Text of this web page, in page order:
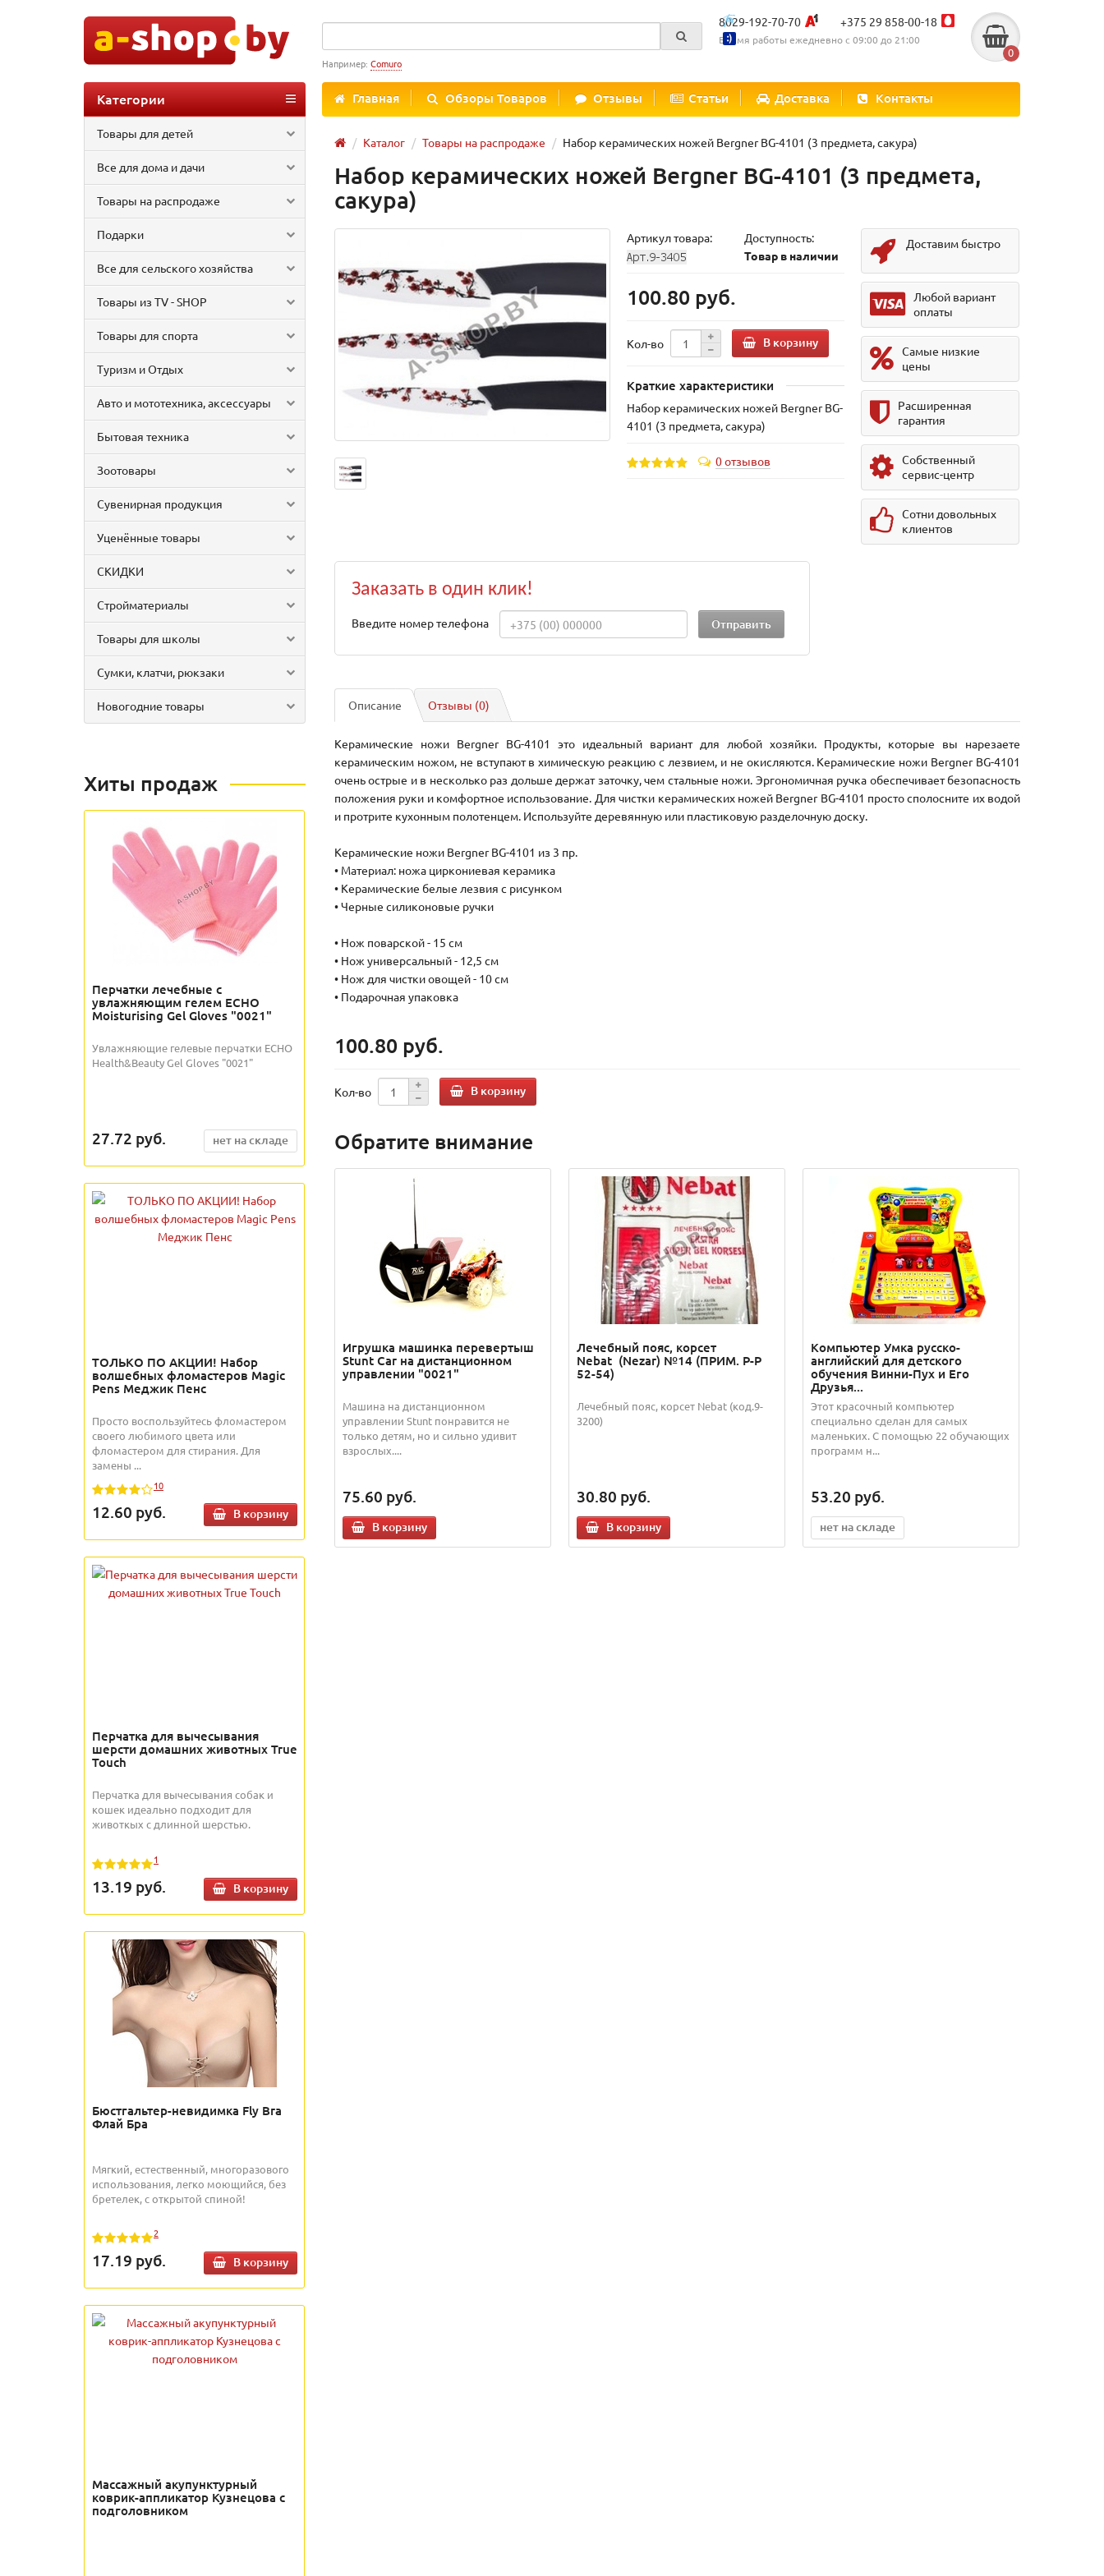
8029-192-70-70 +375 29 858-00-18
Время работы ежедневно с 09:00 до 21:00
0
Например: Comuro
Главная Обзоры Товаров Отзывы Статьи Доставка Контакты
Категории
Товары для детей
Все для дома и дачи
Товары на распродаже
Подарки
Все для сельского хозяйства
Товары из TV - SHOP
Товары для спорта
Туризм и Отдых
Авто и мототехника, аксессуары
Бытовая техника
Зоотовары
Сувенирная продукция
Уценённые товары
СКИДКИ
Стройматериалы
Товары для школы
Сумки, клатчи, рюкзаки
Новогодние товары
Каталог Товары на распродаже Набор керамических ножей Bergner BG-4101 (3 предмета, сакура)
Хиты продаж
Перчатки лечебные с
увлажняющим гелем ECHO
Moisturising Gel Gloves "0021"
Увлажняющие гелевые перчатки ECHO
Health&Beauty Gel Gloves "0021"
27.72 руб. нет на складе
ТОЛЬКО ПО АКЦИИ! Набор
волшебных фломастеров Magic
Pens Меджик Пенс
Просто воспользуйтесь фломастером
своего любимого цвета или
фломастером для стирания. Для
замены ...
10
12.60 руб. В корзину
Перчатка для вычесывания
шерсти домашних животных True
Touch
Перчатка для вычесывания собак и
кошек идеально подходит для
животкых с длинной шерстью.
1
13.19 руб. В корзину
Бюстгальтер-невидимка Fly Bra
Флай Бра
Мягкий, естественный, многоразового
использования, легко моющийся, без
бретелек, с открытой спиной!
2
17.19 руб. В корзину
Массажный акупунктурный
коврик-аппликатор Кузнецова с
подголовником
Набор керамических ножей Bergner BG-4101 (3 предмета,
сакура)
Артикул товара:
Доступность:
Товар в наличии
100.80 руб.
Кол-во В корзину
Краткие характеристики
Набор керамических ножей Bergner BG-
4101 (3 предмета, сакура)
0 отзывов
Доставим быстро
Любой вариант
оплаты
Самые низкие
цены
Расширенная
гарантия
Собственный
сервис-центр
Сотни довольных
клиентов
Заказать в один клик!
Введите номер телефона
Описание Отзывы (0)
Керамические ножи Bergner BG-4101 это идеальный вариант для любой хозяйки. Продукты, которые вы нарезаете
керамическим ножом, не вступают в химическую реакцию с лезвием, и не окисляются. Керамические ножи Bergner BG-4101
очень острые и в несколько раз дольше держат заточку, чем стальные ножи. Эргономичная ручка обеспечивает безопасность
положения руки и комфортное использование. Для чистки керамических ножей Bergner BG-4101 просто сполосните их водой
и протрите кухонным полотенцем. Используйте деревянную или пластиковую разделочную доску.
Керамические ножи Bergner BG-4101 из 3 пр.
• Материал: ножа циркониевая керамика
• Керамические белые лезвия с рисунком
• Черные силиконовые ручки
• Нож поварской - 15 см
• Нож универсальный - 12,5 см
• Нож для чистки овощей - 10 см
• Подарочная упаковка
100.80 руб.
Кол-во В корзину
Обратите внимание
Игрушка машинка перевертыш
Stunt Car на дистанционном
управлении "0021"
Машина на дистанционном
управлении Stunt понравится не
только детям, но и сильно удивит
взрослых....
75.60 руб.
В корзину
Лечебный пояс, корсет
Nebat (Nezar) №14 (ПРИМ. Р-Р
52-54)
Лечебный пояс, корсет Nebat (код.9-
3200)
30.80 руб.
В корзину
Компьютер Умка русско-
английский для детского
обучения Винни-Пух и Его
Друзья...
Этот красочный компьютер
специально сделан для самых
маленьких. С помощью 22 обучающих
программ н...
53.20 руб.
нет на складе